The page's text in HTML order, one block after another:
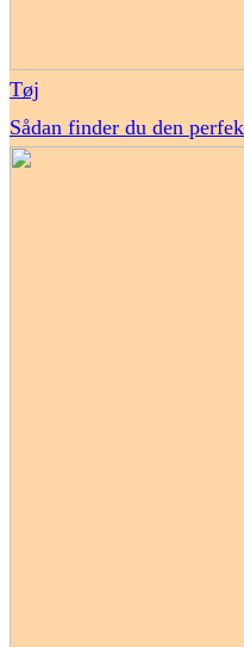
Tøj
Sådan finder du den